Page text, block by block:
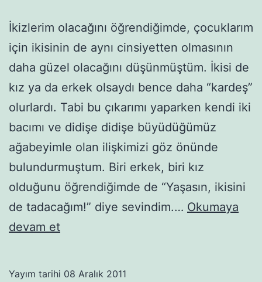
İkizlerim olacağını öğrendiğimde, çocuklarım
için ikisinin de aynı cinsiyetten olmasının
daha güzel olacağını düşünmüştüm. İkisi de
kız ya da erkek olsaydı bence daha “kardeş”
olurlardı. Tabi bu çıkarımı yaparken kendi iki
bacımı ve didişe didişe büyüdüğümüz
ağabeyimle olan ilişkimizi göz önünde
bulundurmuştum. Biri erkek, biri kız
olduğunu öğrendiğimde de “Yaşasın, ikisini
de tadacağım!” diye sevindim.… Okumaya
devam etUnisex
Yayım tarihi 08 Aralık 2011